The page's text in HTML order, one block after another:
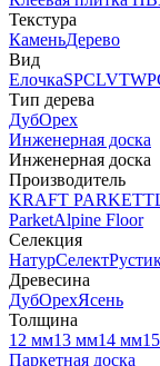
Текстура
КаменьДерево
Вид
ЕлочкаSPCLVT
Тип дерева
ДубОрех
Инженерная доска
Инженерная доска
Производитель
KRAFT PARKETT
ParketAlpine Floor
Селекция
НатурСелект
Древесина
ДубОрехЯсень
Толщина
12 мм13 мм14 мм
Паркетная доска